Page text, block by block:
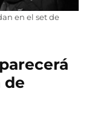
en el set de
de